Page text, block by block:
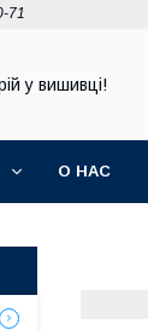
71
у вишивці!
О НАС